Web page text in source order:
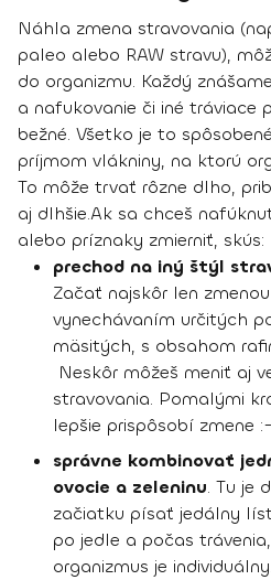
Náhla zmena stravovania
paleo alebo RAW stravu),
do organizmu. Každý
a nafukovanie či iné tráviace
bežné. Všetko je to
príjmom vlákniny, na ktorú
To môže trvať rôzne dlho,
aj dlhšie.Ak sa chceš
alebo príznaky zmierniť, skús:
prechod na iný štýl
Začať najskôr len
vynechávaním určitých
mäsitých, s obsahom
Neskôr môžeš meniť aj
stravovania. Pomalými
lepšie prispôsobí zmene
správne kombinovať
ovocie a zeleninu. Tu je
začiatku písať jedálny
po jedle a počas
organizmus je